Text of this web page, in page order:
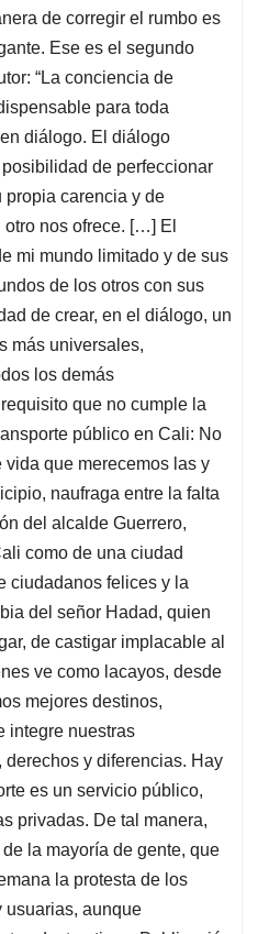
de corregir el rumbo es
Ese es el segundo
“La conciencia de
para toda
diálogo. El diálogo
de perfeccionar
propia carencia y de
nos ofrece. […] El
mi mundo limitado y de sus
de los otros con sus
de crear, en el diálogo, un
más universales,
los demás
que no cumple la
público en Cali: No
que merecemos las y
naufraga entre la falta
del alcalde Guerrero,
como de una ciudad
ciudadanos felices y la
del señor Hadad, quien
de castigar implacable al
ve como lacayos, desde
mejores destinos,
integre nuestras
y diferencias. Hay
es un servicio público,
privadas. De tal manera,
la mayoría de gente, que
la protesta de los
usuarias, aunque